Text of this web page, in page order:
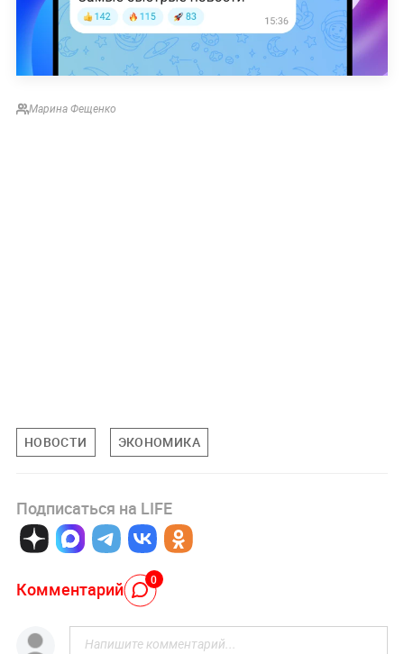
Марина Фещенко
НОВОСТИ ЭКОНОМИКА
Подписаться на LIFE
Комментарий 0